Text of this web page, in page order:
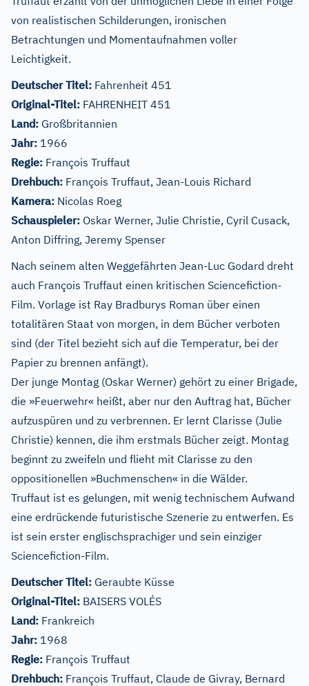
von realistischen Schilderungen, ironischen
Betrachtungen und Momentaufnahmen voller
Leichtigkeit.
Deutscher Titel: Fahrenheit 451
Original-Titel: FAHRENHEIT 451
Land: Großbritannien
Jahr: 1966
Regie: François Truffaut
Drehbuch: François Truffaut, Jean-Louis Richard
Kamera: Nicolas Roeg
Schauspieler: Oskar Werner, Julie Christie, Cyril Cusack,
Anton Diffring, Jeremy Spenser
Nach seinem alten Weggefährten Jean-Luc Godard dreht
auch François Truffaut einen kritischen Sciencefiction-
Film. Vorlage ist Ray Bradburys Roman über einen
totalitären Staat von morgen, in dem Bücher verboten
sind (der Titel bezieht sich auf die Temperatur, bei der
Papier zu brennen anfängt).
Der junge Montag (Oskar Werner) gehört zu einer Brigade,
die »Feuerwehr« heißt, aber nur den Auftrag hat, Bücher
aufzuspüren und zu verbrennen. Er lernt Clarisse (Julie
Christie) kennen, die ihm erstmals Bücher zeigt. Montag
beginnt zu zweifeln und flieht mit Clarisse zu den
oppositionellen »Buchmenschen« in die Wälder.
Truffaut ist es gelungen, mit wenig technischem Aufwand
eine erdrückende futuristische Szenerie zu entwerfen. Es
ist sein erster englischsprachiger und sein einziger
Sciencefiction-Film.
Deutscher Titel: Geraubte Küsse
Original-Titel: BAISERS VOLÉS
Land: Frankreich
Jahr: 1968
Regie: François Truffaut
Drehbuch: François Truffaut, Claude de Givray, Bernard